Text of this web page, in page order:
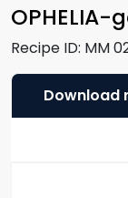
OPHELIA-
Recipe ID: MM
Download